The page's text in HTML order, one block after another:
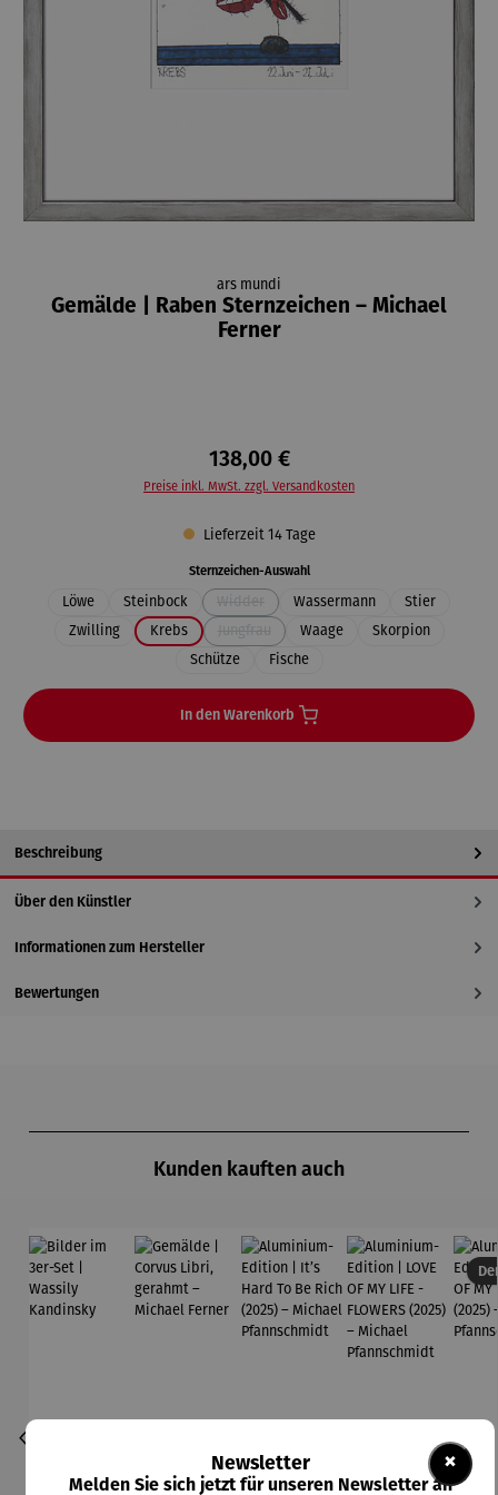
ars mundi
Gemälde | Raben Sternzeichen – Michael
Ferner
138,00 €
Preise inkl. MwSt. zzgl. Versandkosten
Lieferzeit 14 Tage
Sternzeichen-Auswahlauswählen
Löwe Steinbock
(Diese Option ist zurzeit nicht verfügbar.)
Wassermann
Stier
Zwilling
Krebs
(Diese Option ist zurzeit nicht verfügbar.)
Waage
Skorpion
Schütze
Fische
In den Warenkorb
Beschreibung
Über den Künstler
Informationen zum Hersteller
Bewertungen
Kunden kauften auch
×
Newsletter
Melden Sie sich jetzt für unseren Newsletter an